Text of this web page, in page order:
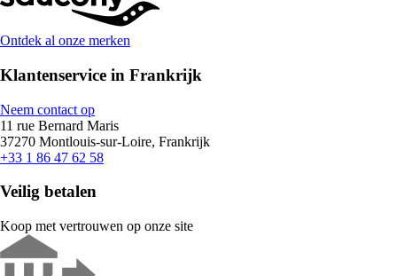
Ontdek al onze merken
Klantenservice in Frankrijk
Neem contact op
11 rue Bernard Maris
37270 Montlouis-sur-Loire, Frankrijk
+33 1 86 47 62 58
Veilig betalen
Koop met vertrouwen op onze site